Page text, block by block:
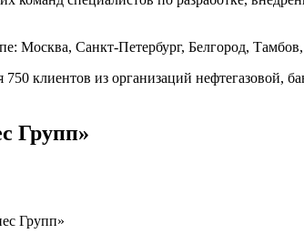
Москва, Санкт-Петербург, Белгород,
клиентов из организаций нефтегазовой,
Групп»
Групп»